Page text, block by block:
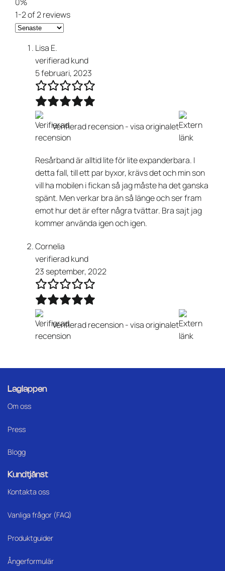
1-2 of 2 reviews
Lisa E.
verifierad kund
5 februari, 2023
Verifierad recension -visa originalet
Resårband är alltid lite för lite expanderbara. I
detta fall, till ett par byxor, krävs det och min son
vill ha mobilen i fickan så jag måste ha det ganska
spänt. Men verkar bra än så länge och ser fram
emot hur det är efter några tvättar. Bra sajt jag
kommer använda igen och igen.
Cornelia
verifierad kund
23 september, 2022
Verifierad recension -visa originalet
Laglappen
Om oss
Press
Blogg
Kundtjänst
Kontakta oss
Vanliga frågor (FAQ)
Produktguider
Ångerformulär